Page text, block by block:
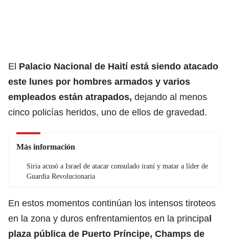
El Palacio Nacional de Haití está siendo atacado
este lunes por hombres armados y varios
empleados están atrapados, dejando al menos
cinco policías heridos, uno de ellos de gravedad.
Más información
Siria acusó a Israel de atacar consulado iraní y matar a líder de
Guardia Revolucionaria
En estos momentos continúan los intensos tiroteos
en la zona y duros enfrentamientos en la principal
plaza pública de Puerto Príncipe, Champs de